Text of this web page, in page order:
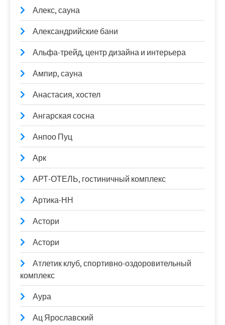
Алекс, сауна
Александрийские бани
Альфа-трейд, центр дизайна и интерьера
Ампир, сауна
Анастасия, хостел
Ангарская сосна
Анпоо Пуц
Арк
АРТ-ОТЕЛЬ, гостиничный комплекс
Артика-НН
Астори
Астори
Атлетик клуб, спортивно-оздоровительный
комплекс
Аура
Ац Ярославский